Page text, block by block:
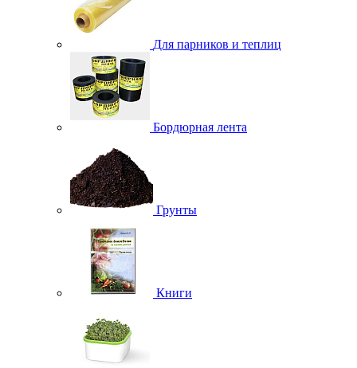
Для парников и теплиц
Бордюрная лента
Грунты
Книги